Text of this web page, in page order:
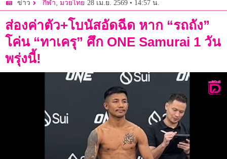
ข่าว กีฬา, มวยไทย 28 เม.ย. 2569 • 14:57 น.
ส่องค่าตัว+โบนัสอัดฉีด หาก “รถถัง”
โค่น “ทาเครุ” ศึก ONE Samurai 1 วัน
พรุ่งนี้!